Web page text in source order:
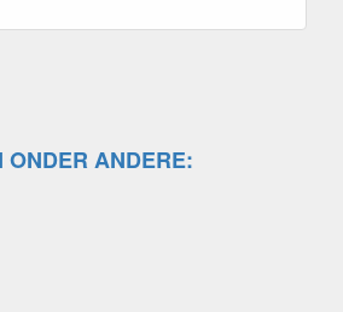
ONDER ANDERE: